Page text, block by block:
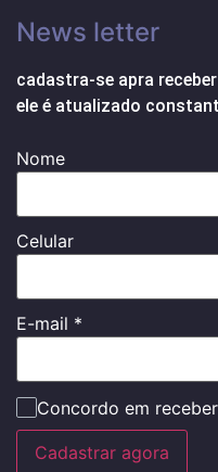
News letter
cadastra-se apra
ele é atualizado
Nome
Celular
E-mail *
Concordo em
Cadastrar agora